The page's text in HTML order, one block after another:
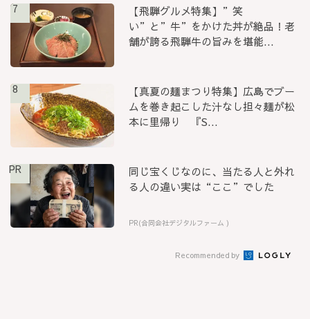
7
【飛騨グルメ特集】”笑
い”と”牛”をかけた丼が絶品！老
舗が誇る飛騨牛の旨みを堪能...
8
【真夏の麺まつり特集】広島でブー
ムを巻き起こした汁なし担々麺が松
本に里帰り 『S...
PR
同じ宝くじなのに、当たる人と外れ
る人の違い実は“ここ”でした
PR(合同会社デジタルファーム )
Recommended by